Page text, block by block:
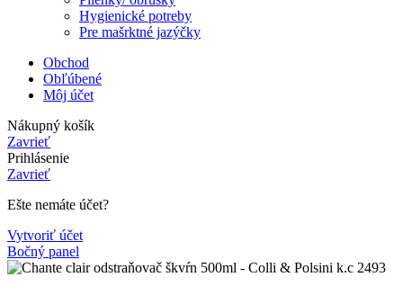
Hygienické potreby
Pre mašrktné jazýčky
Obchod
Obľúbené
Môj účet
Nákupný košík
Zavrieť
Prihlásenie
Zavrieť
Ešte nemáte účet?
Vytvoriť účet
Bočný panel